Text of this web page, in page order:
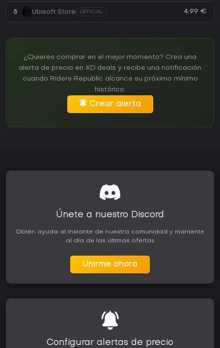
5 Ubisoft Store OFFICIAL 4,99 €
¿Quieres comprar en el mejor momento? Crea una
alerta de precio en XD.deals y recibe una notificación
cuando Riders Republic alcance su próximo mínimo
histórico.
Crear alerta
Únete a nuestro Discord
Obtén ayuda al instante de nuestra comunidad y mantente
al día de las últimas ofertas
Unirme ahora
Configurar alertas de precio